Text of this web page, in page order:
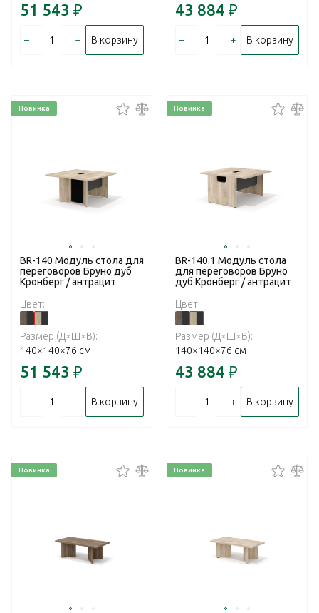
51 543 ₽
– + В корзину
43 884 ₽
– + В корзину
Новинка
BR-140 Модуль стола для
переговоров Бруно дуб
Кронберг / антрацит
Цвет:
Размер (Д×Ш×В):
140×140×76 см
51 543 ₽
– + В корзину
Новинка
BR-140.1 Модуль стола
для переговоров Бруно
дуб Кронберг / антрацит
Цвет:
Размер (Д×Ш×В):
140×140×76 см
43 884 ₽
– + В корзину
Новинка Новинка